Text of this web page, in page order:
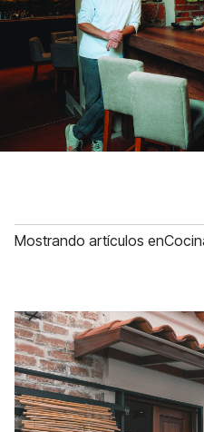
Mostrando artículos en